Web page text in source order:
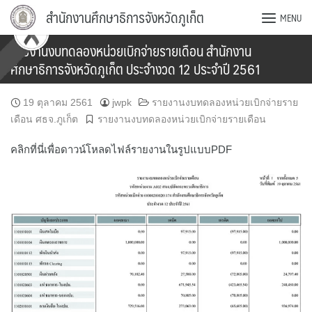
Skip
content
สำนักงานศึกษาธิการจังหวัดภูเก็ต MENU
รายงานงบทดลองหน่วยเบิกจ่ายรายเดือน สำนักงาน
ศึกษาธิการจังหวัดภูเก็ต ประจำงวด 12 ประจำปี 2561
19 ตุลาคม 2561 jwpk
รายงานงบทดลองหน่วยเบิกจ่ายราย
เดือน ศธจ.ภูเก็ต
รายงานงบทดลองหน่วยเบิกจ่ายรายเดือน
คลิกที่นี่เพื่อดาวน์โหลดไฟล์รายงานในรูปแบบPDF